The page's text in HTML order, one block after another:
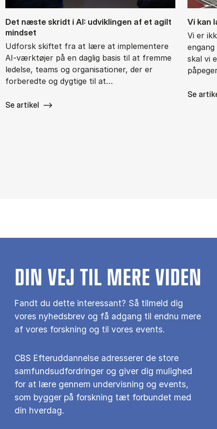
Det næ­ste skridt i AI: ud­vik­lin­gen af et agilt
mind­set
Udforsk skiftet fra at lære at implementere
AI-værktøjer på en daglig basis til at fremme
ledelse, teams og organisationer, der er
forberedte og dygtige til at…
Se artikel
Vi kan
Vi er
skal vi
Se
DIN VEJ TIL MERE VIDEN
Fandt du dette interessant? Så tilmeld dig
vores nyhedsbrev og få adgang til endnu mere
af vores forskning og til vores events.
CBS Efteruddannelse adresserer de store
samfundsudfordringer og giver dig mulighed
for at lære gennem undervisning og events,
som bygger på forskning tæt forbundet med
din hverdag.